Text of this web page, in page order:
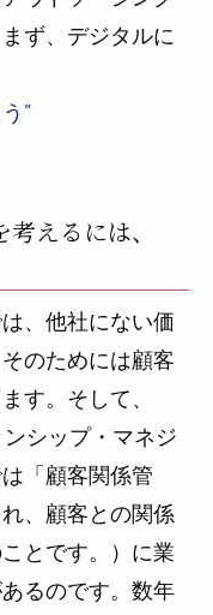
ず、デジタルに
”
えるには、
、他社にない価
のためには顧客
す。そして、
シップ・マネジ
「顧客関係管
、顧客との関係
とです。）に業
るのです。数年